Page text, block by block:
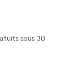
sous 30